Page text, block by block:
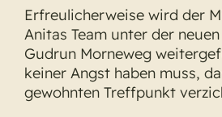
Erfreulicherweise wird der
Anitas Team unter der
Gudrun Morneweg
keiner Angst haben muss,
gewohnten Treffpunkt